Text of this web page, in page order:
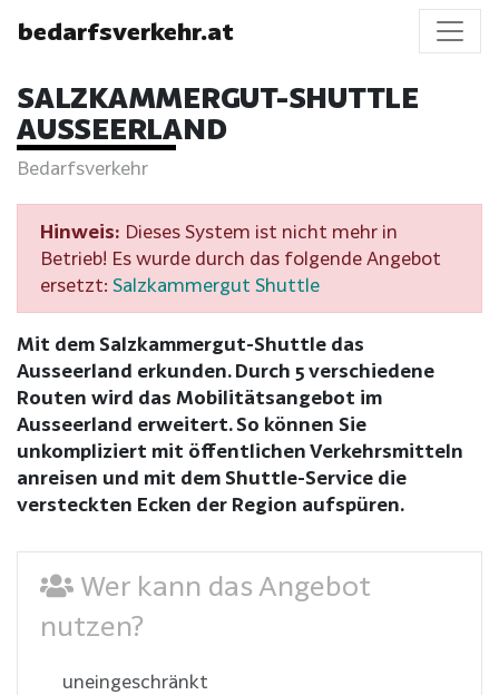
bedarfsverkehr.at
SALZKAMMERGUT-SHUTTLE
AUSSEERLAND
Bedarfsverkehr
Hinweis: Dieses System ist nicht mehr in
Betrieb! Es wurde durch das folgende Angebot
ersetzt: Salzkammergut Shuttle
Mit dem Salzkammergut-Shuttle das
Ausseerland erkunden. Durch 5 verschiedene
Routen wird das Mobilitätsangebot im
Ausseerland erweitert. So können Sie
unkompliziert mit öffentlichen Verkehrsmitteln
anreisen und mit dem Shuttle-Service die
versteckten Ecken der Region aufspüren.
Wer kann das Angebot
nutzen?
uneingeschränkt